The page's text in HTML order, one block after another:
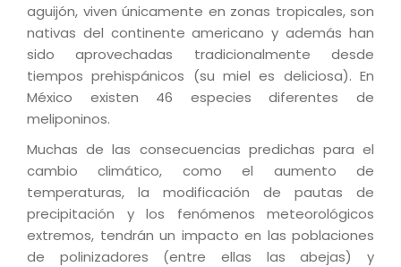
aguijón, viven únicamente en zonas tropicales, son
nativas del continente americano y además han
sido aprovechadas tradicionalmente desde
tiempos prehispánicos (su miel es deliciosa). En
México existen 46 especies diferentes de
meliponinos.
Muchas de las consecuencias predichas para el
cambio climático, como el aumento de
temperaturas, la modificación de pautas de
precipitación y los fenómenos meteorológicos
extremos, tendrán un impacto en las poblaciones
de polinizadores (entre ellas las abejas) y